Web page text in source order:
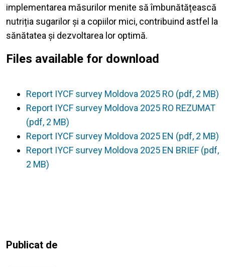
implementarea măsurilor menite să îmbunătățească
nutriția sugarilor și a copiilor mici, contribuind astfel la
sănătatea și dezvoltarea lor optimă.
Files available for download
Report IYCF survey Moldova 2025 RO (pdf, 2 MB)
Report IYCF survey Moldova 2025 RO REZUMAT
(pdf, 2 MB)
Report IYCF survey Moldova 2025 EN (pdf, 2 MB)
Report IYCF survey Moldova 2025 EN BRIEF (pdf,
2 MB)
Publicat de